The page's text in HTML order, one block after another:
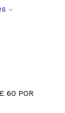
60 POR